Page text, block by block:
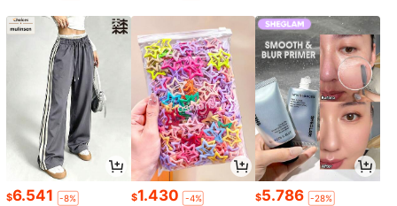
$6.541 -8% $1.430 -4% $5.786 -28%